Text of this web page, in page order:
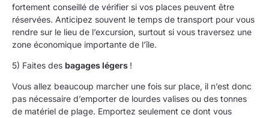
fortement conseillé de vérifier si vos places peuvent être
réservées. Anticipez souvent le temps de transport pour vous
rendre sur le lieu de l’excursion, surtout si vous traversez une
zone économique importante de l’île.
5) Faites des bagages légers !
Vous allez beaucoup marcher une fois sur place, il n’est donc
pas nécessaire d’emporter de lourdes valises ou des tonnes
de matériel de plage. Emportez seulement ce dont vous